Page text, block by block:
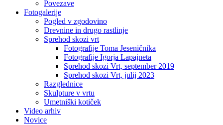
Povezave
Fotogalerije
Pogled v zgodovino
Drevnine in drugo rastlinje
Sprehod skozi vrt
Fotografije Toma Jeseničnika
Fotografije Igorja Lapajneta
Sprehod skozi Vrt, september 2019
Sprehod skozi Vrt, julij 2023
Razglednice
Skulpture v vrtu
Umetniški kotiček
Video arhiv
Novice